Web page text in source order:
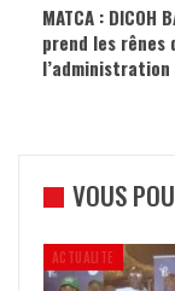
MATCA : DICOH
prend les rênes
l’administration
VOUS
ACTUALITE